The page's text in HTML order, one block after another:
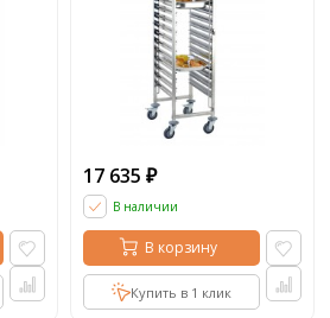
17 635 ₽
В наличии
В корзину
Купить в 1 клик